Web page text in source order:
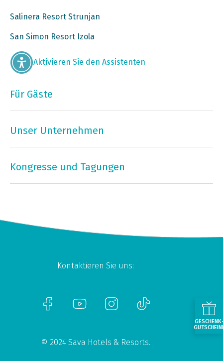
Salinera Resort Strunjan
San Simon Resort Izola
Aktivieren Sie den Assistenten
Für Gäste
Unser Unternehmen
Kongresse und Tagungen
Kontaktieren Sie uns:
© 2024 Sava Hotels & Resorts.